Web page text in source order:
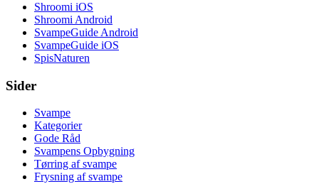
Shroomi iOS
Shroomi Android
SvampeGuide Android
SvampeGuide iOS
SpisNaturen
Sider
Svampe
Kategorier
Gode Råd
Svampens Opbygning
Tørring af svampe
Frysning af svampe